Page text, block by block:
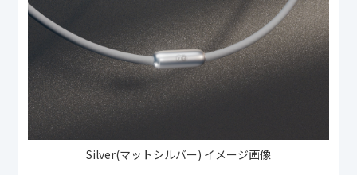
Silver(マットシルバー) イメージ画像